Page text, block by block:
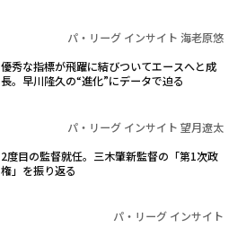
パ・リーグ インサイト 海老原悠
優秀な指標が飛躍に結びついてエースへと成
長。早川隆久の“進化”にデータで迫る
パ・リーグ インサイト 望月遼太
2度目の監督就任。三木肇新監督の「第1次政
権」を振り返る
パ・リーグ インサイト